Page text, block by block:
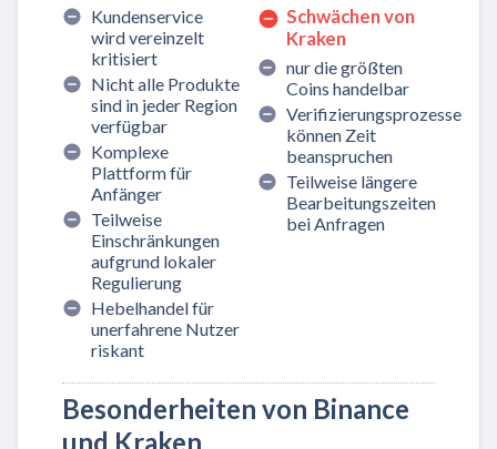
Kundenservice
wird vereinzelt
kritisiert
Nicht alle Produkte
sind in jeder Region
verfügbar
Komplexe
Plattform für
Anfänger
Teilweise
Einschränkungen
aufgrund lokaler
Regulierung
Hebelhandel für
unerfahrene Nutzer
riskant
Schwächen von
Kraken
nur die größten
Coins handelbar
Verifizierungsprozesse
können Zeit
beanspruchen
Teilweise längere
Bearbeitungszeiten
bei Anfragen
Besonderheiten von Binance
und Kraken